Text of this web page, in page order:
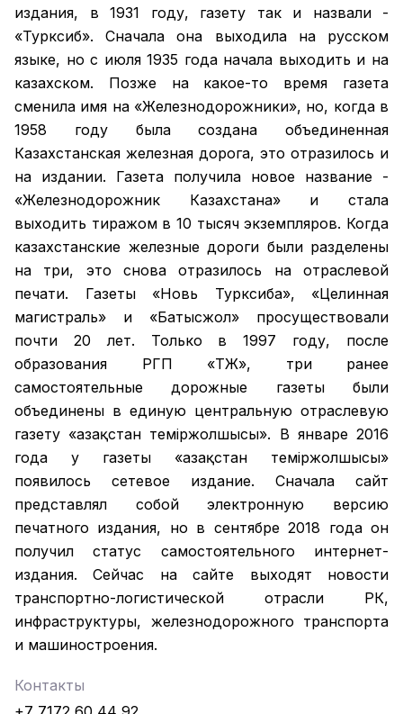
издания, в 1931 году, газету так и назвали -
«Турксиб». Сначала она выходила на русском
языке, но с июля 1935 года начала выходить и на
казахском. Позже на какое-то время газета
сменила имя на «Железнодорожники», но, когда в
1958 году была создана объединенная
Казахстанская железная дорога, это отразилось и
на издании. Газета получила новое название -
«Железнодорожник Казахстана» и стала
выходить тиражом в 10 тысяч экземпляров. Когда
казахстанские железные дороги были разделены
на три, это снова отразилось на отраслевой
печати. Газеты «Новь Турксиба», «Целинная
магистраль» и «Батысжол» просуществовали
почти 20 лет. Только в 1997 году, после
образования РГП «ҚТЖ», три ранее
самостоятельные дорожные газеты были
объединены в единую центральную отраслевую
газету «Қазақстан темiржолшысы». В январе 2016
года у газеты «Қазақстан теміржолшысы»
появилось сетевое издание. Сначала сайт
представлял собой электронную версию
печатного издания, но в сентябре 2018 года он
получил статус самостоятельного интернет-
издания. Сейчас на сайте выходят новости
транспортно-логистической отрасли РК,
инфраструктуры, железнодорожного транспорта
и машиностроения.
Контакты